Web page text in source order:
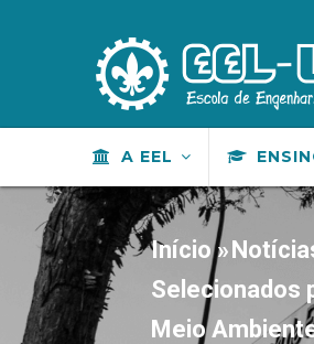
principal
MAIN
NAVIGATION
A EEL
TRILHA
DE
NAVEGAÇÃO
Início »
Selecionados
Meio